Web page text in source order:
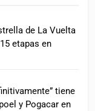
de La Vuelta
etapas en
tiene
y Pogacar en